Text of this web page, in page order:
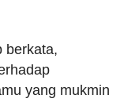
berkata,
yang mukmin